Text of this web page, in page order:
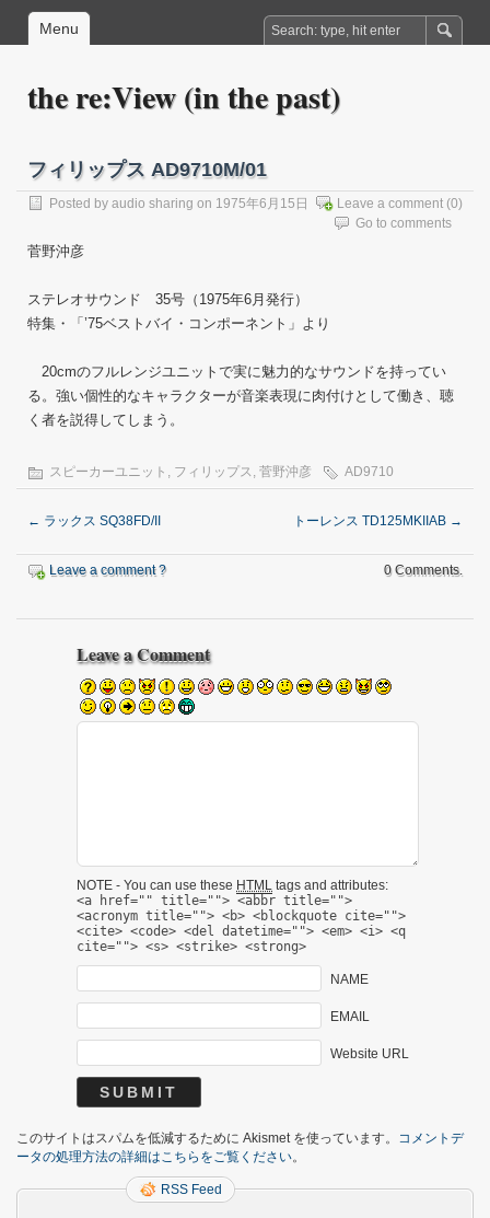
Menu
the re:View (in the past)
フィリップス AD9710M/01
Posted by audio sharing on 1975年6月15日 Leave a comment (0)
Go to comments
菅野沖彦
ステレオサウンド 35号（1975年6月発行）
特集・「’75ベストバイ・コンポーネント」より
20cmのフルレンジユニットで実に魅力的なサウンドを持ってい
る。強い個性的なキャラクターが音楽表現に肉付けとして働き、聴
く者を説得してしまう。
スピーカーユニット , フィリップス , 菅野沖彦 AD9710
← ラックス SQ38FD/II トーレンス TD125MKIIAB →
Leave a comment ? 0 Comments.
Leave a Comment
NOTE - You can use these HTML tags and attributes:
<a href="" title=""> <abbr title="">
<acronym title=""> <b> <blockquote cite="">
<cite> <code> <del datetime=""> <em> <i> <q
cite=""> <s> <strike> <strong>
NAME
EMAIL
Website URL
このサイトはスパムを低減するために Akismet を使っています。 コメントデ
ータの処理方法の詳細はこちらをご覧ください。
RSS Feed